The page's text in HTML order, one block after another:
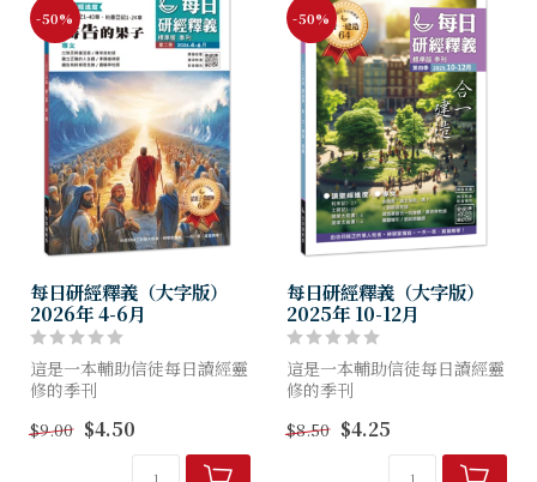
-50%
每日研經釋義（大字版）
2026年 4-6月
這是一本輔助信徒每日讀經靈
修的季刊
理，
養成讀經習慣，突破靈修艱
$9.00 $4.50
-50%
每日研經釋義（大字版）
2025年 10-12月
這是一本輔助信徒每日讀經靈
修的季刊
理，
養成讀經習慣，突破靈修艱
$8.50 $4.25